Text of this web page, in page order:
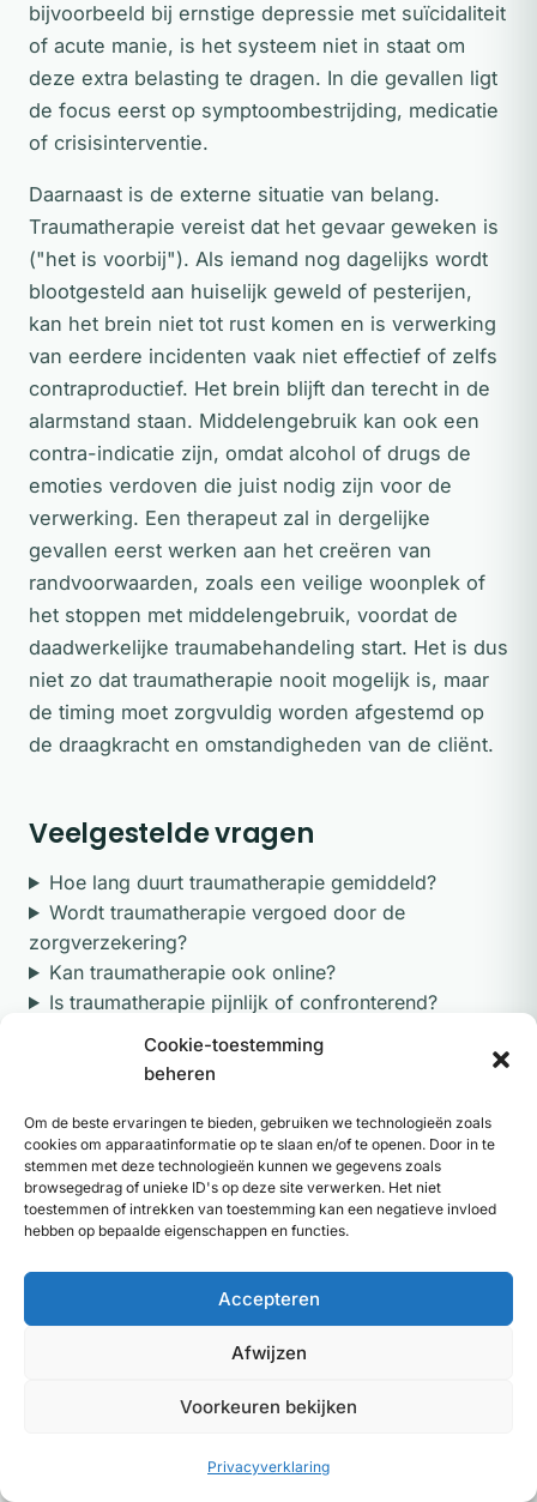
Cookie-toestemming
beheren
Om de beste ervaringen te bieden, gebruiken we technologieën zoals
cookies om apparaatinformatie op te slaan en/of te openen. Door in te
stemmen met deze technologieën kunnen we gegevens zoals
browsegedrag of unieke ID's op deze site verwerken. Het niet
toestemmen of intrekken van toestemming kan een negatieve invloed
hebben op bepaalde eigenschappen en functies.
Accepteren
Afwijzen
Voorkeuren bekijken
Privacyverklaring
bijvoorbeeld bij ernstige depressie met suïcidaliteit
of acute manie, is het systeem niet in staat om
deze extra belasting te dragen. In die gevallen ligt
de focus eerst op symptoombestrijding, medicatie
of crisisinterventie.
Daarnaast is de externe situatie van belang.
Traumatherapie vereist dat het gevaar geweken is
("het is voorbij"). Als iemand nog dagelijks wordt
blootgesteld aan huiselijk geweld of pesterijen,
kan het brein niet tot rust komen en is verwerking
van eerdere incidenten vaak niet effectief of zelfs
contraproductief. Het brein blijft dan terecht in de
alarmstand staan. Middelengebruik kan ook een
contra-indicatie zijn, omdat alcohol of drugs de
emoties verdoven die juist nodig zijn voor de
verwerking. Een therapeut zal in dergelijke
gevallen eerst werken aan het creëren van
randvoorwaarden, zoals een veilige woonplek of
het stoppen met middelengebruik, voordat de
daadwerkelijke traumabehandeling start. Het is dus
niet zo dat traumatherapie nooit mogelijk is, maar
de timing moet zorgvuldig worden afgestemd op
de draagkracht en omstandigheden van de cliënt.
Veelgestelde vragen
Hoe lang duurt traumatherapie gemiddeld?
Wordt traumatherapie vergoed door de
zorgverzekering?
Kan traumatherapie ook online?
Is traumatherapie pijnlijk of confronterend?
Wat is het verschil tussen traumatherapie en
reguliere psychotherapie?
Bronnen
Van der Kolk, B. (2014).The Body Keeps the Score:
Shapiro, F. (2018).Eye Movement Desensitization and
Reprocessing (EMDR) Therapy: Basic Principles,
Herman, J.L. (2015). Trauma and Recovery: The